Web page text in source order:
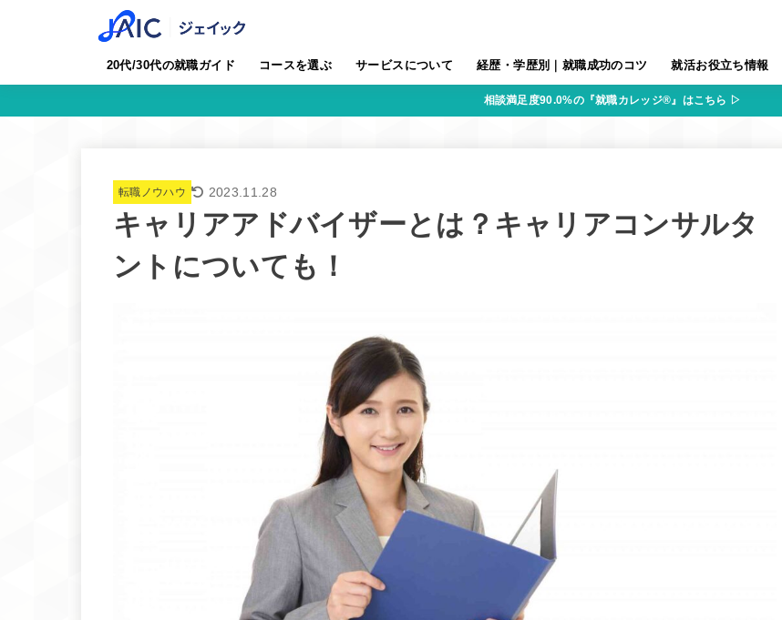
20代/30代の就職ガイド コースを選ぶ サービスについて 経歴・学歴別｜就職成功のコツ 就活お役立ち情報
相談満足度90.0%の『就職カレッジ®』はこちら ▷
転職ノウハウ 2023.11.28
キャリアアドバイザーとは？キャリアコンサルタ
ントについても！